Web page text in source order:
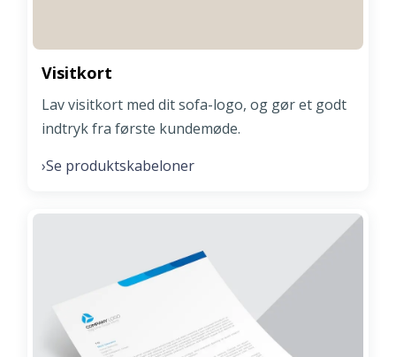
Visitkort
Lav visitkort med dit sofa-logo, og gør et godt
indtryk fra første kundemøde.
›Se produktskabeloner